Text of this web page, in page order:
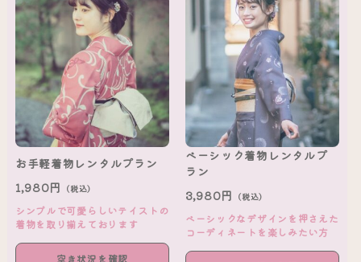
お手軽着物レンタルプラン
1,980円 （税込）
シンプルで可愛らしいテイストの
着物を取り揃えております
空き状況を確認
ベーシック着物レンタルプ
ラン
3,980円 （税込）
ベーシックなデザインを押さえた
コーディネートを楽しみたい方